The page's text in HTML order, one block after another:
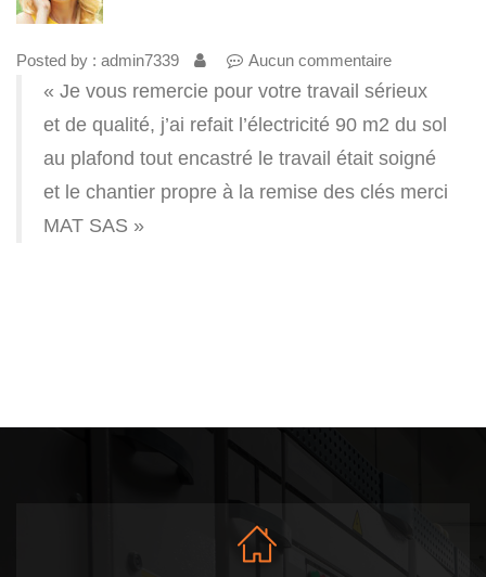
Posted by : admin7339 Aucun commentaire
« Je vous remercie pour votre travail sérieux
et de qualité, j’ai refait l’électricité 90 m2 du sol
au plafond tout encastré le travail était soigné
et le chantier propre à la remise des clés merci
MAT SAS »